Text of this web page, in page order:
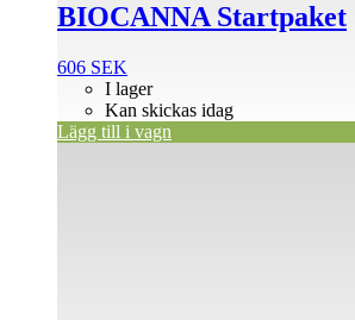
BIOCANNA Startpaket
606 SEK
I lager
Kan skickas idag
Lägg till i vagn